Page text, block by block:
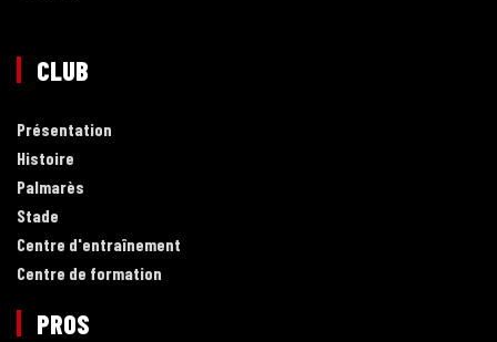
CLUB
Présentation
Histoire
Palmarès
Stade
Centre d'entraînement
Centre de formation
PROS